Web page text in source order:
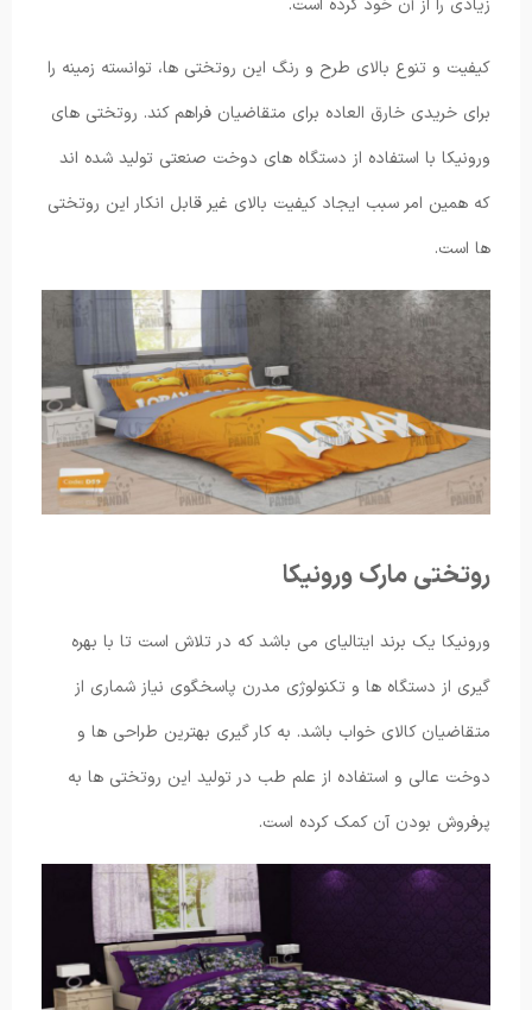
زیادی را از آن خود کرده است.
کیفیت و تنوع بالای طرح و رنگ این روتختی ها، توانسته زمینه را
برای خریدی خارق العاده برای متقاضیان فراهم کند. روتختی های
ورونیکا با استفاده از دستگاه های دوخت صنعتی تولید شده اند
که همین امر سبب ایجاد کیفیت بالای غیر قابل انکار این روتختی
ها است.
روتختی مارک ورونیکا
ورونیکا یک برند ایتالیای می باشد که در تلاش است تا با بهره
گیری از دستگاه ها و تکنولوژی مدرن پاسخگوی نیاز شماری از
متقاضیان کالای خواب باشد. به کار گیری بهترین طراحی ها و
دوخت عالی و استفاده از علم طب در تولید این روتختی ها به
پرفروش بودن آن کمک کرده است.